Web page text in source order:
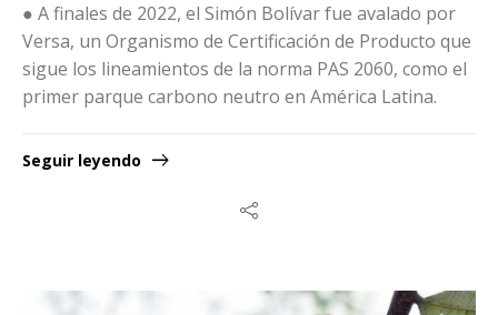
● A finales de 2022, el Simón Bolívar fue avalado por
Versa, un Organismo de Certificación de Producto que
sigue los lineamientos de la norma PAS 2060, como el
primer parque carbono neutro en América Latina.
Seguir leyendo